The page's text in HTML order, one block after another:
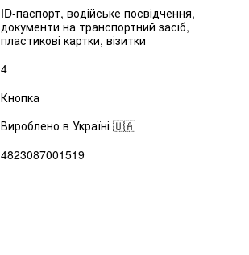
ID-паспорт, водійське посвідчення,
документи на транспортний засіб,
пластикові картки, візитки
4
Кнопка
Вироблено в Україні 🇺🇦
4823087001519